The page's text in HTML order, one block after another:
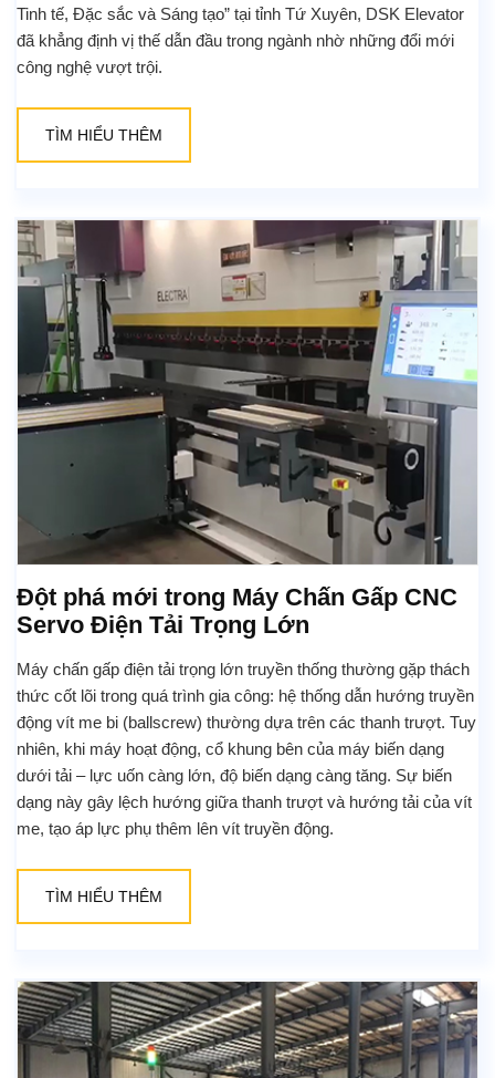
Tinh tế, Đặc sắc và Sáng tạo” tại tỉnh Tứ Xuyên, DSK Elevator
đã khẳng định vị thế dẫn đầu trong ngành nhờ những đổi mới
công nghệ vượt trội.
TÌM HIỂU THÊM
Đột phá mới trong Máy Chấn Gấp CNC
Servo Điện Tải Trọng Lớn
Máy chấn gấp điện tải trọng lớn truyền thống thường gặp thách
thức cốt lõi trong quá trình gia công: hệ thống dẫn hướng truyền
động vít me bi (ballscrew) thường dựa trên các thanh trượt. Tuy
nhiên, khi máy hoạt động, cổ khung bên của máy biến dạng
dưới tải – lực uốn càng lớn, độ biến dạng càng tăng. Sự biến
dạng này gây lệch hướng giữa thanh trượt và hướng tải của vít
me, tạo áp lực phụ thêm lên vít truyền động.
TÌM HIỂU THÊM